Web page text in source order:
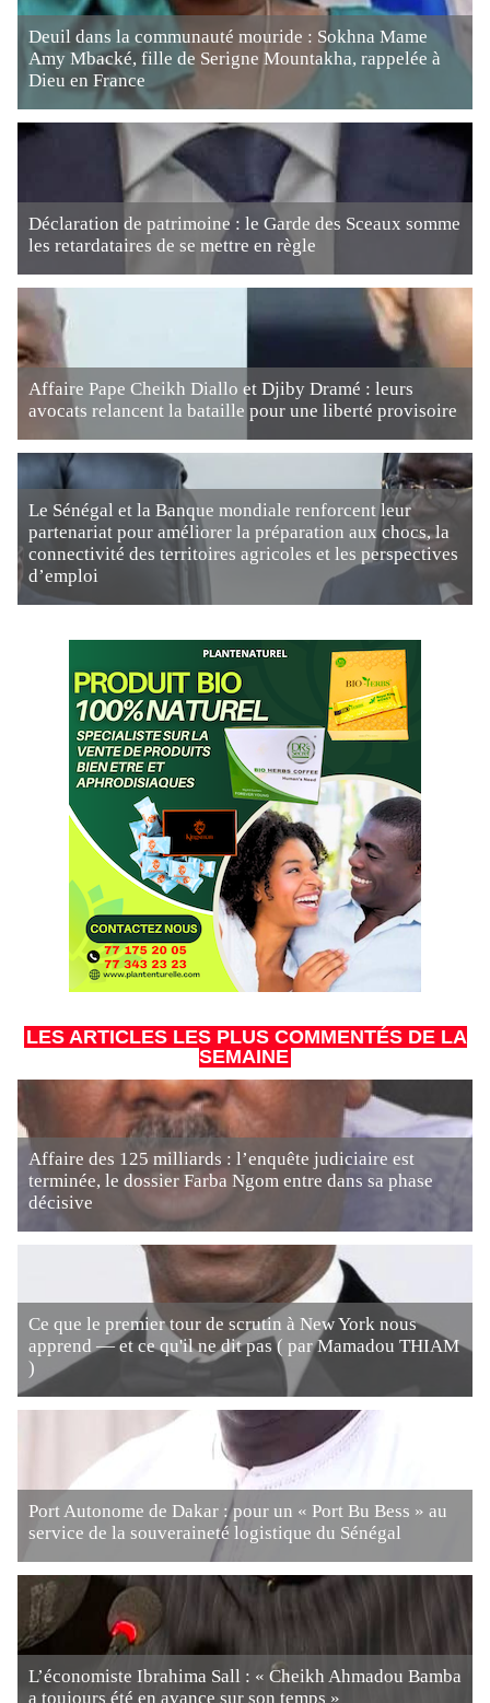
Deuil dans la communauté mouride : Sokhna Mame
Amy Mbacké, fille de Serigne Mountakha, rappelée à
Dieu en France
Déclaration de patrimoine : le Garde des Sceaux somme
les retardataires de se mettre en règle
Affaire Pape Cheikh Diallo et Djiby Dramé : leurs
avocats relancent la bataille pour une liberté provisoire
Le Sénégal et la Banque mondiale renforcent leur
partenariat pour améliorer la préparation aux chocs, la
connectivité des territoires agricoles et les perspectives
d’emploi
LES ARTICLES LES PLUS COMMENTÉS DE LA
SEMAINE
Affaire des 125 milliards : l’enquête judiciaire est
terminée, le dossier Farba Ngom entre dans sa phase
décisive
Ce que le premier tour de scrutin à New York nous
apprend — et ce qu'il ne dit pas ( par Mamadou THIAM
)
Port Autonome de Dakar : pour un « Port Bu Bess » au
service de la souveraineté logistique du Sénégal
L’économiste Ibrahima Sall : « Cheikh Ahmadou Bamba
a toujours été en avance sur son temps »